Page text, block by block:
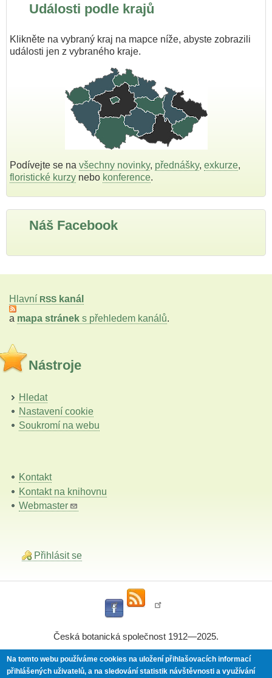
Události podle krajů
Klikněte na vybraný kraj na mapce níže, abyste zobrazili
události jen z vybraného kraje.
Podívejte se na všechny novinky, přednášky, exkurze,
floristické kurzy nebo konference.
Náš Facebook
Hlavní RSS kanál
a mapa stránek s přehledem kanálů.
Nástroje
Hledat
Nastavení cookie
Soukromí na webu
Kontakt
Kontakt na knihovnu
Webmaster
Přihlásit se
Česká botanická společnost 1912—2025.
Na tomto webu používáme cookies na uložení přihlašovacích informací
přihlášených uživatelů, a na sledování statistik návštěvnosti a využívání